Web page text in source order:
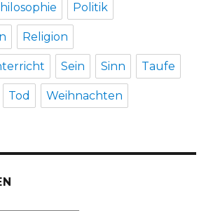
Politik
Religion
Sein Sinn Taufe
Tod Weihnachten